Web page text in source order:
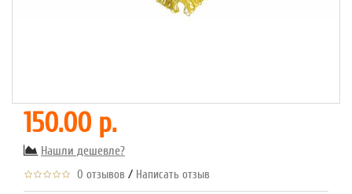
150.00 р.
Нашли дешевле?
0 отзывов / Написать отзыв